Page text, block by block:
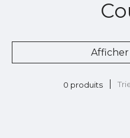
0 produits